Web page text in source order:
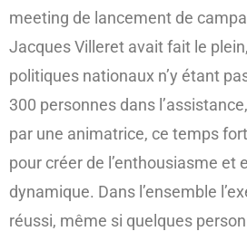
meeting de lancement de
Jacques Villeret avait fait le
politiques nationaux n’y étant
300 personnes dans
par une animatrice, ce temps
pour créer de l’enthousiasme et
dynamique. Dans l’ensemble
réussi, même si quelques